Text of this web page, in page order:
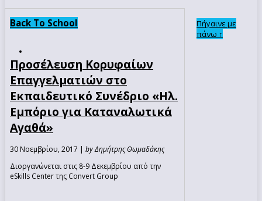
Back To School
Προσέλευση Κορυφαίων
Επαγγελματιών στο
Εκπαιδευτικό Συνέδριο «Ηλ.
Εμπόριο για Καταναλωτικά
Αγαθά»
30 Νοεμβρίου, 2017 | by Δημήτρης Θωμαδάκης
Διοργανώνεται στις 8-9 Δεκεμβρίου από την
eSkills Center της Convert Group
Πήγαινε με
πάνω ↑